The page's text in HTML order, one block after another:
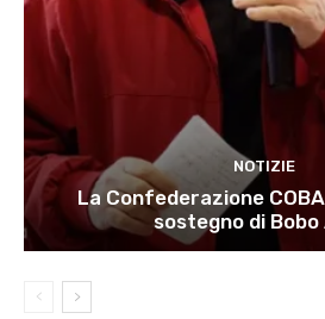
NOTIZIE
La Confederazione
sostegno di Bobo